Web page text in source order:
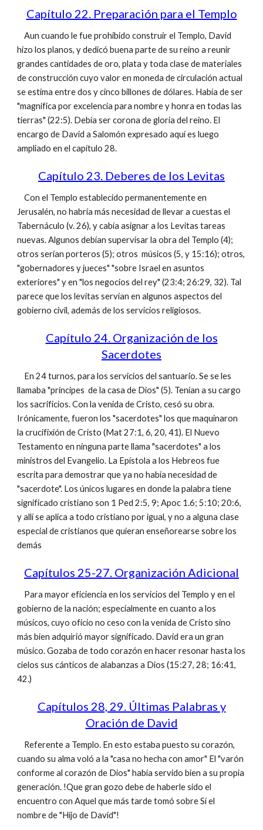
Capítulo 22. Preparación para el Templo
Aun cuando le fue prohibido construir el Templo, David
hizo los planos, y dedicó buena parte de su reino a reunir
grandes cantidades de oro, plata y toda clase de materiales
de construcción cuyo valor en moneda de circulación actual
se estima entre dos y cinco billones de dólares. Había de ser
"magnífica por excelencia para nombre y honra en todas las
tierras" (22:5). Debía ser corona de gloria del reino. El
encargo de David a Salomón expresado aquí es luego
ampliado en el capítulo 28.
Capítulo 23. Deberes de los Levitas
Con el Templo establecido permanentemente en
Jerusalén, no habría más necesidad de llevar a cuestas el
Tabernáculo (v. 26), y cabía asignar a los Levitas tareas
nuevas. Algunos debían supervisar la obra del Templo (4);
otros serían porteros (5); otros músicos (5, y 15:16); otros,
"gobernadores y jueces" "sobre Israel en asuntos
exteriores" y en "los negocios del rey" (23:4; 26:29, 32). Tal
parece que los levitas servían en algunos aspectos del
gobierno civil, además de los servicios religiosos.
Capítulo 24. Organización de los
Sacerdotes
En 24 turnos, para los servicios del santuario. Se se les
llamaba "príncipes de la casa de Dios" (5). Tenían a su cargo
los sacrificios. Con la venida de Cristo, cesó su obra.
Irónicamente, fueron los "sacerdotes" los que maquinaron
la crucifixión de Cristo (Mat 27:1, 6, 20, 41). El Nuevo
Testamento en ninguna parte llama "sacerdotes" a los
ministros del Evangelio. La Epístola a los Hebreos fue
escrita para demostrar que ya no había necesidad de
"sacerdote". Los únicos lugares en donde la palabra tiene
significado cristiano son 1 Ped 2:5, 9; Apoc 1.6; 5:10; 20:6,
y allí se aplica a todo cristiano por igual, y no a alguna clase
especial de cristianos que quieran enseñorearse sobre los
demás
Capítulos 25-27. Organización Adicional
Para mayor eficiencia en los servicios del Templo y en el
gobierno de la nación; especialmente en cuanto a los
músicos, cuyo oficio no ceso con la venida de Cristo sino
más bien adquirió mayor significado. David era un gran
músico. Gozaba de todo corazón en hacer resonar hasta los
cielos sus cánticos de alabanzas a Dios (15:27, 28; 16:41,
42.)
Capítulos 28, 29. Últimas Palabras y
Oración de David
Referente a Templo. En esto estaba puesto su corazón,
cuando su alma voló a la "casa no hecha con amor" El "varón
conforme al corazón de Dios" había servido bien a su propia
generación. !Que gran gozo debe de haberle sido el
encuentro con Aquel que más tarde tomó sobre Sí el
nombre de "Hijo de David"!